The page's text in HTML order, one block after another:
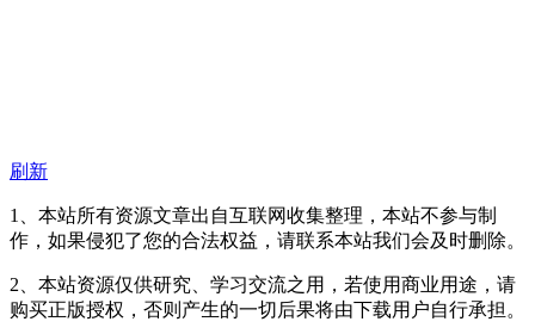
刷新
1、本站所有资源文章出自互联网收集整理，本站不参与制
作，如果侵犯了您的合法权益，请联系本站我们会及时删除。
2、本站资源仅供研究、学习交流之用，若使用商业用途，请
购买正版授权，否则产生的一切后果将由下载用户自行承担。